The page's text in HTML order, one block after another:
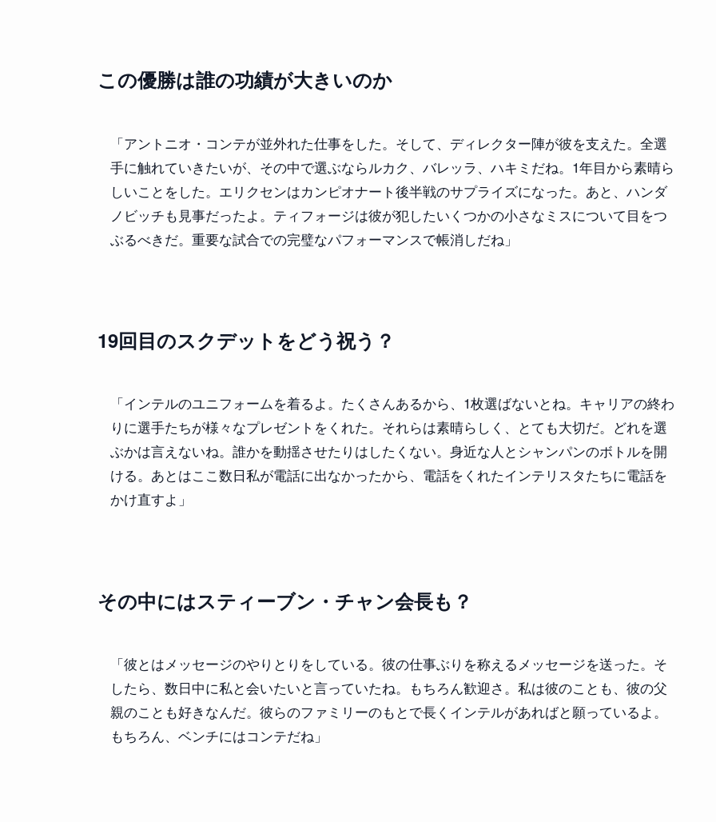
この優勝は誰の功績が大きいのか
「アントニオ・コンテが並外れた仕事をした。そして、ディレクター陣が彼を支えた。全選
手に触れていきたいが、その中で選ぶならルカク、バレッラ、ハキミだね。1年目から素晴ら
しいことをした。エリクセンはカンピオナート後半戦のサプライズになった。あと、ハンダ
ノビッチも見事だったよ。ティフォージは彼が犯したいくつかの小さなミスについて目をつ
ぶるべきだ。重要な試合での完璧なパフォーマンスで帳消しだね」
19回目のスクデットをどう祝う？
「インテルのユニフォームを着るよ。たくさんあるから、1枚選ばないとね。キャリアの終わ
りに選手たちが様々なプレゼントをくれた。それらは素晴らしく、とても大切だ。どれを選
ぶかは言えないね。誰かを動揺させたりはしたくない。身近な人とシャンパンのボトルを開
ける。あとはここ数日私が電話に出なかったから、電話をくれたインテリスタたちに電話を
かけ直すよ」
その中にはスティーブン・チャン会長も？
「彼とはメッセージのやりとりをしている。彼の仕事ぶりを称えるメッセージを送った。そ
したら、数日中に私と会いたいと言っていたね。もちろん歓迎さ。私は彼のことも、彼の父
親のことも好きなんだ。彼らのファミリーのもとで長くインテルがあればと願っているよ。
もちろん、ベンチにはコンテだね」